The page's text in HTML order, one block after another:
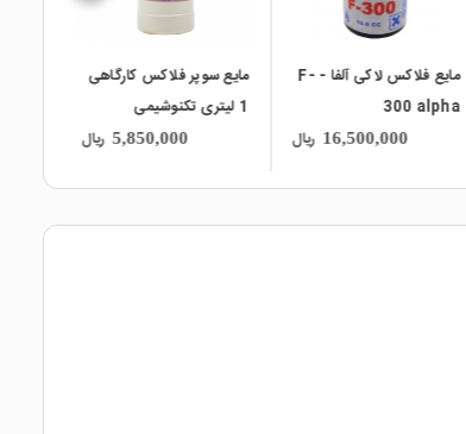
مایع سوپر فلاکس کارگاهی
1 لیتری تکنوشیمی
5,850,000 ریال
ماژیک فلاکس سرتخت
F.L.D
1,520,000 ریال